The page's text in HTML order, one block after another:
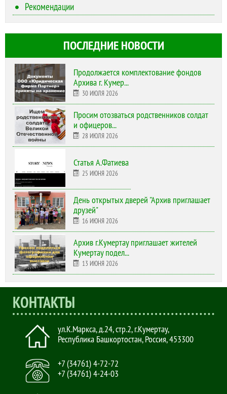
Рекомендации
ПОСЛЕДНИЕ НОВОСТИ
Продолжается комплектование фондов
Архива г. Кумер...
30 ИЮЛЯ 2026
Просим отозваться родственников солдат
и офицеров...
28 ИЮЛЯ 2026
Статья А.Фатиева
25 ИЮНЯ 2026
День открытых дверей "Архив приглашает
друзей"
16 ИЮНЯ 2026
Архив г.Кумертау приглашает жителей
Кумертау подел...
13 ИЮНЯ 2026
КОНТАКТЫ
ул.К.Маркса, д.24, стр.2,г.Кумертау,
Республика Башкортостан, Россия,453300
+7 (34761) 4-72-72
+7 (34761) 4-24-03